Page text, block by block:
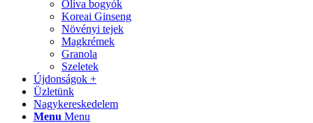
Olíva bogyók
Koreai Ginseng
Növényi tejek
Magkrémek
Granola
Szeletek
Újdonságok +
Üzletünk
Nagykereskedelem
Menu Menu